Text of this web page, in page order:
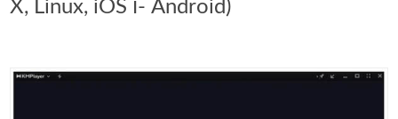
X, Linux, iOS ו- Android)